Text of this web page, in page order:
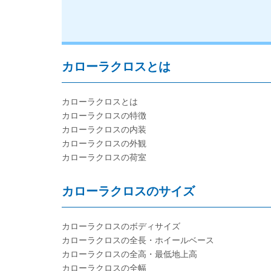
カローラクロスとは
カローラクロスとは
カローラクロスの特徴
カローラクロスの内装
カローラクロスの外観
カローラクロスの荷室
カローラクロスのサイズ
カローラクロスのボディサイズ
カローラクロスの全長・ホイールベース
カローラクロスの全高・最低地上高
カローラクロスの全幅